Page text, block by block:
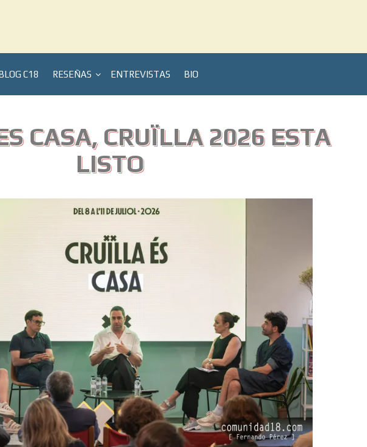
C18 RESEÑAS ENTREVISTAS BIO
CASA, CRUÏLLA 2026 ESTA
LISTO